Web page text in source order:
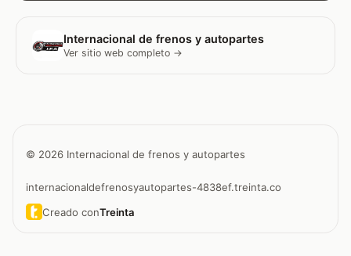
Internacional de frenos y autopartes
Ver sitio web completo →
© 2026 Internacional de frenos y autopartes
internacionaldefrenosyautopartes-4838ef.treinta.co
Creado conTreinta